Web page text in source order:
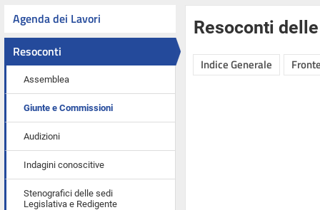
Agenda dei Lavori
Resoconti
Assemblea
Giunte e Commissioni
Audizioni
Indagini conoscitive
Stenografici delle sedi
Legislativa e Redigente
Resoconti
Indice Generale